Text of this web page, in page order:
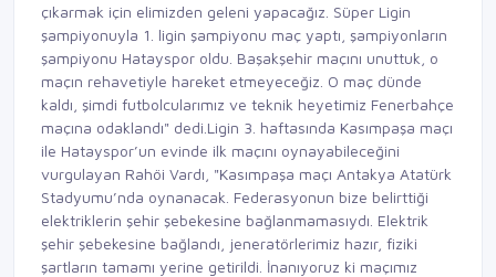
çıkarmak için elimizden geleni yapacağız. Süper Ligin
şampiyonuyla 1. ligin şampiyonu maç yaptı, şampiyonların
şampiyonu Hatayspor oldu. Başakşehir maçını unuttuk, o
maçın rehavetiyle hareket etmeyeceğiz. O maç dünde
kaldı, şimdi futbolcularımız ve teknik heyetimiz Fenerbahçe
maçına odaklandı" dedi.Ligin 3. haftasında Kasımpaşa maçı
ile Hatayspor’un evinde ilk maçını oynayabileceğini
vurgulayan Rahöi Vardı, "Kasımpaşa maçı Antakya Atatürk
Stadyumu’nda oynanacak. Federasyonun bize belirttiği
elektriklerin şehir şebekesine bağlanmamasıydı. Elektrik
şehir şebekesine bağlandı, jeneratörlerimiz hazır, fiziki
şartların tamamı yerine getirildi. İnanıyoruz ki maçımız